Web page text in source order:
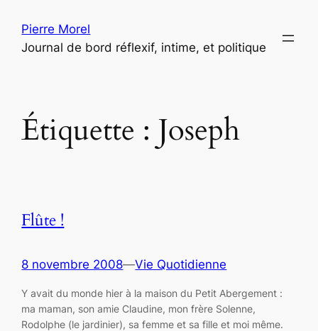
contenu
Pierre Morel
Journal de bord réflexif, intime, et politique
Étiquette : Joseph
Flûte !
8 novembre 2008—Vie Quotidienne
Y avait du monde hier à la maison du Petit Abergement :
ma maman, son amie Claudine, mon frère Solenne,
Rodolphe (le jardinier), sa femme et sa fille et moi même.